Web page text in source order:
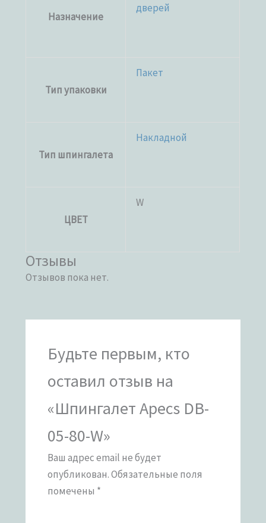
Назначение
дверей
Тип упаковки
Пакет
Тип шпингалета
Накладной
ЦВЕТ
W
Отзывы
Отзывов пока нет.
Будьте первым, кто
оставил отзыв на
«Шпингалет Apecs DB-
05-80-W»
Ваш адрес email не будет
опубликован.Обязательные поля
помечены *